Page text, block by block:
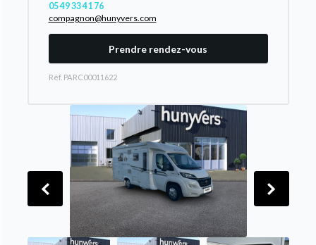
05 49 33 41 76
compagnon@hunyvers.com
Prendre rendez-vous
Rèf. PARC00011622